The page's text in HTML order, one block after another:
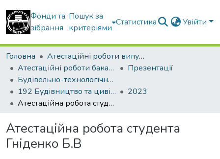
Фонди та
зібрання
Пошук за
критеріями
Статистика Увійти
Головна
Атестаційні роботи випускників
Атестаційні роботи бакалаврів
Презентації
Будівельно-технологічний факультет
192 Будівництво та цивільна інженерія. Технології будівельних конструкцій, виробів і матеріалів
2023
Атестаційна робота студента Гніденко Б.В
Атестаційна робота студента
Гніденко Б.В